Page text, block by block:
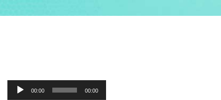
Tocador
00:00 00:00